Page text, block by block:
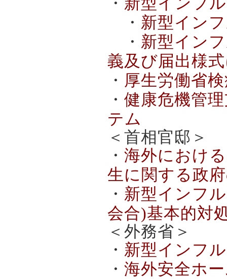
・ 新型イン
・ 新型イン
義及び届出様
・ 厚生労働省
・ 健康危機管
テム
＜首相官邸＞
・ 海外におけ
生に関する政
・ 新型インフ
会合)基本的対
＜外務省＞
・ 新型インフ
・ 海外安全ホ